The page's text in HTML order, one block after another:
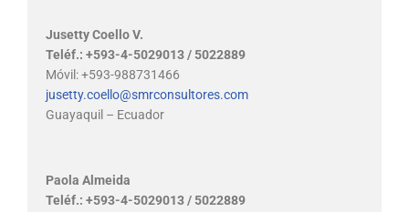
Jusetty Coello V.
Teléf.: +593-4-5029013 / 5022889
Móvil: +593-988731466
jusetty.coello@smrconsultores.com
Guayaquil – Ecuador
Paola Almeida
Teléf.: +593-4-5029013 / 5022889